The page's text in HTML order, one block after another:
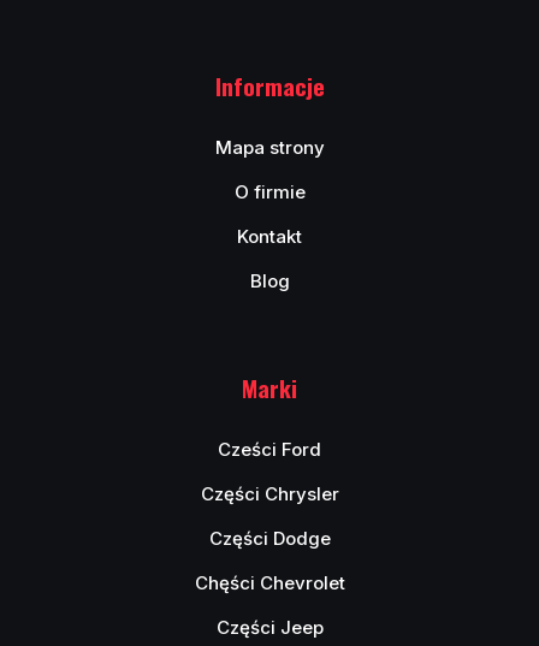
Informacje
Mapa strony
O firmie
Kontakt
Blog
Marki
Cześci Ford
Części Chrysler
Części Dodge
Chęści Chevrolet
Części Jeep